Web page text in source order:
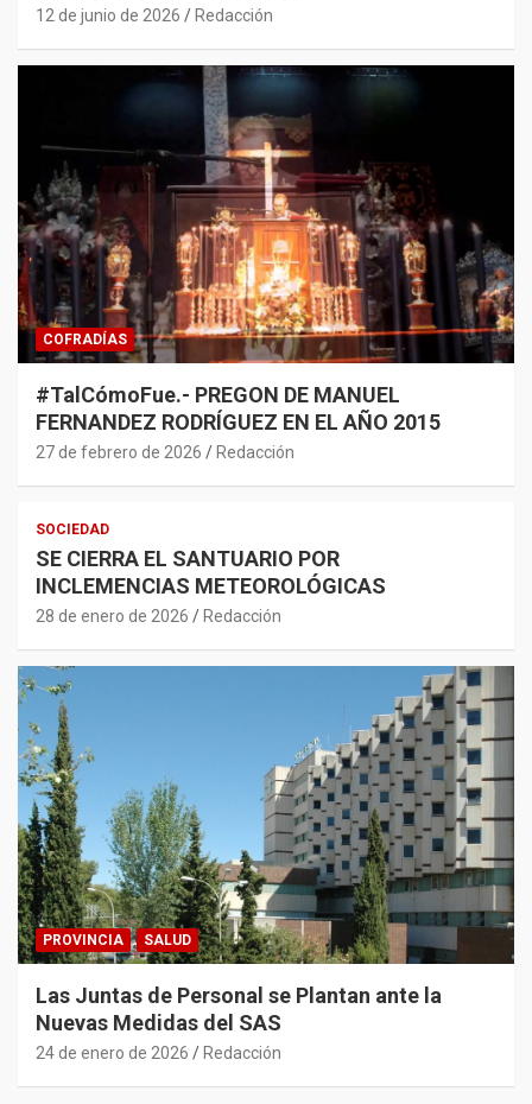
12 de junio de 2026 Redacción
COFRADÍAS
#TalCómoFue.- PREGON DE MANUEL
FERNANDEZ RODRÍGUEZ EN EL AÑO 2015
27 de febrero de 2026 Redacción
SOCIEDAD
SE CIERRA EL SANTUARIO POR
INCLEMENCIAS METEOROLÓGICAS
28 de enero de 2026 Redacción
PROVINCIA SALUD
Las Juntas de Personal se Plantan ante la
Nuevas Medidas del SAS
24 de enero de 2026 Redacción